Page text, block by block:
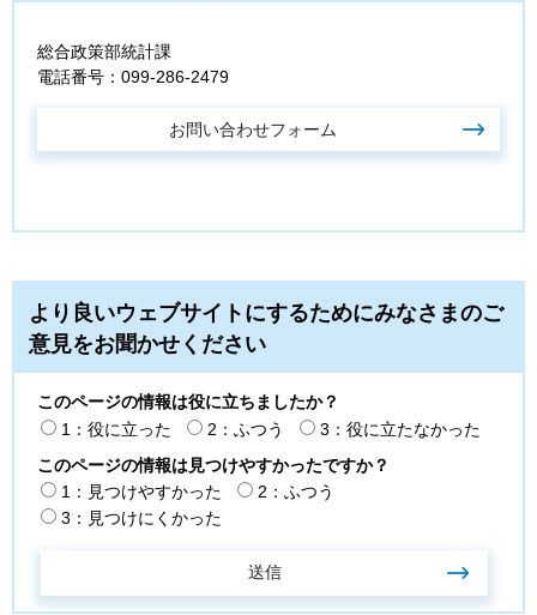
総合政策部統計課
電話番号：099-286-2479
より良いウェブサイトにするためにみなさまのご
意見をお聞かせください
このページの情報は役に立ちましたか？
1：役に立った
2：ふつう
3：役に立たなかった
このページの情報は見つけやすかったですか？
1：見つけやすかった
2：ふつう
3：見つけにくかった